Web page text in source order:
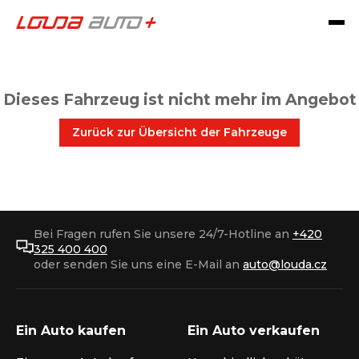
Dieses Fahrzeug ist nicht mehr im Angebot
Zurück zur Übersicht der Fahrzeuge
Bei Fragen rufen Sie unsere 24/7-Hotline an +420
325 400 400
oder senden Sie uns eine E-Mail an auto@louda.cz
Ein Auto kaufen Ein Auto verkaufen